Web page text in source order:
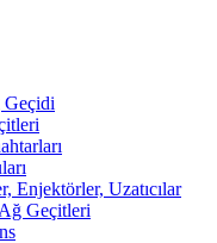
Geçidi
Enjektörler, Uzatıcılar
Geçitleri